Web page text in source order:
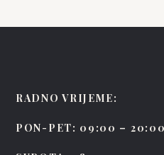
RADNO VRIJEME:
PON-PET: 09:00 – 20:00